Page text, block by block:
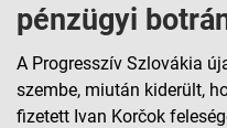
pénzügyi
A Progresszív Szlovákia
szembe, miután kiderült,
fizetett Ivan Korčok